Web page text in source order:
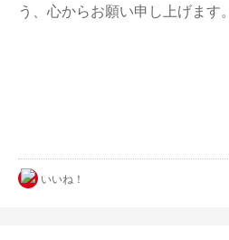
う、心からお願い申し上げます。
いいね！